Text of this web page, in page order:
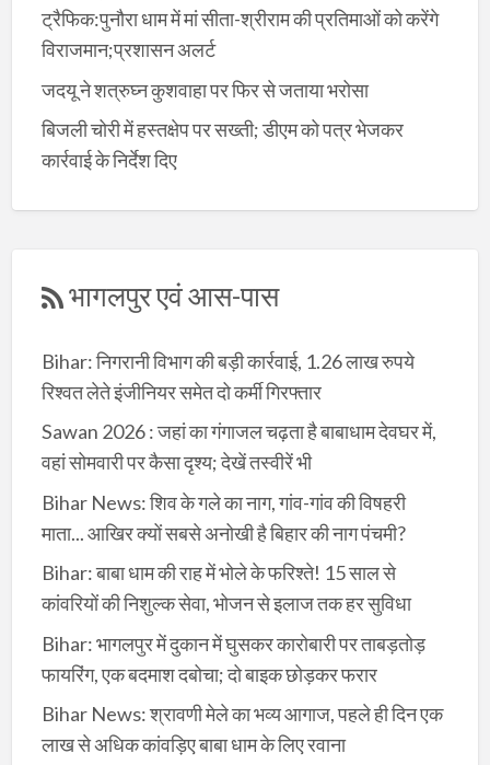
ट्रैफिक:पुनौरा धाम में मां सीता-श्रीराम की प्रतिमाओं को करेंगे
विराजमान;प्रशासन अलर्ट
जदयू ने शत्रुघ्न कुशवाहा पर फिर से जताया भरोसा
बिजली चोरी में हस्तक्षेप पर सख्ती; डीएम को पत्र भेजकर
कार्रवाई के निर्देश दिए
भागलपुर एवं आस-पास
Bihar: निगरानी विभाग की बड़ी कार्रवाई, 1.26 लाख रुपये
रिश्वत लेते इंजीनियर समेत दो कर्मी गिरफ्तार
Sawan 2026 : जहां का गंगाजल चढ़ता है बाबाधाम देवघर में,
वहां सोमवारी पर कैसा दृश्य; देखें तस्वीरें भी
Bihar News: शिव के गले का नाग, गांव-गांव की विषहरी
माता... आखिर क्यों सबसे अनोखी है बिहार की नाग पंचमी?
Bihar: बाबा धाम की राह में भोले के फरिश्ते! 15 साल से
कांवरियों की निशुल्क सेवा, भोजन से इलाज तक हर सुविधा
Bihar: भागलपुर में दुकान में घुसकर कारोबारी पर ताबड़तोड़
फायरिंग, एक बदमाश दबोचा; दो बाइक छोड़कर फरार
Bihar News: श्रावणी मेले का भव्य आगाज, पहले ही दिन एक
लाख से अधिक कांवड़िए बाबा धाम के लिए रवाना